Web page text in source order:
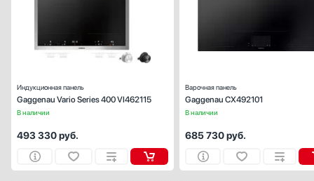
В наличии
Индукционная панель
Gaggenau Vario Series 400 VI462115
493 330руб.
В наличии
Варочная панель
Gaggenau CX492101
685 730руб.